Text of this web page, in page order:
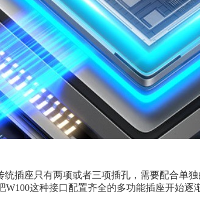
插座只有两项或者三项插孔，需要配合单
这种接口配置齐全的多功能插座开始逐